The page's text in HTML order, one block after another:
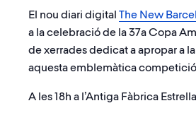
El nou diari digital The New
a la celebració de la 37a Copa
de xerrades dedicat a apropar a
aquesta emblemàtica
A les 18h a l’Antiga Fàbrica